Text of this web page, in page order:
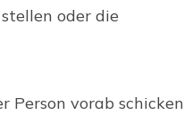
oder die
Person vorab schicken